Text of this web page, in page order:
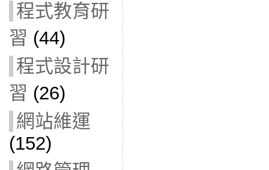
程式教育研
習 (44)
程式設計研
習 (26)
網站維運
(152)